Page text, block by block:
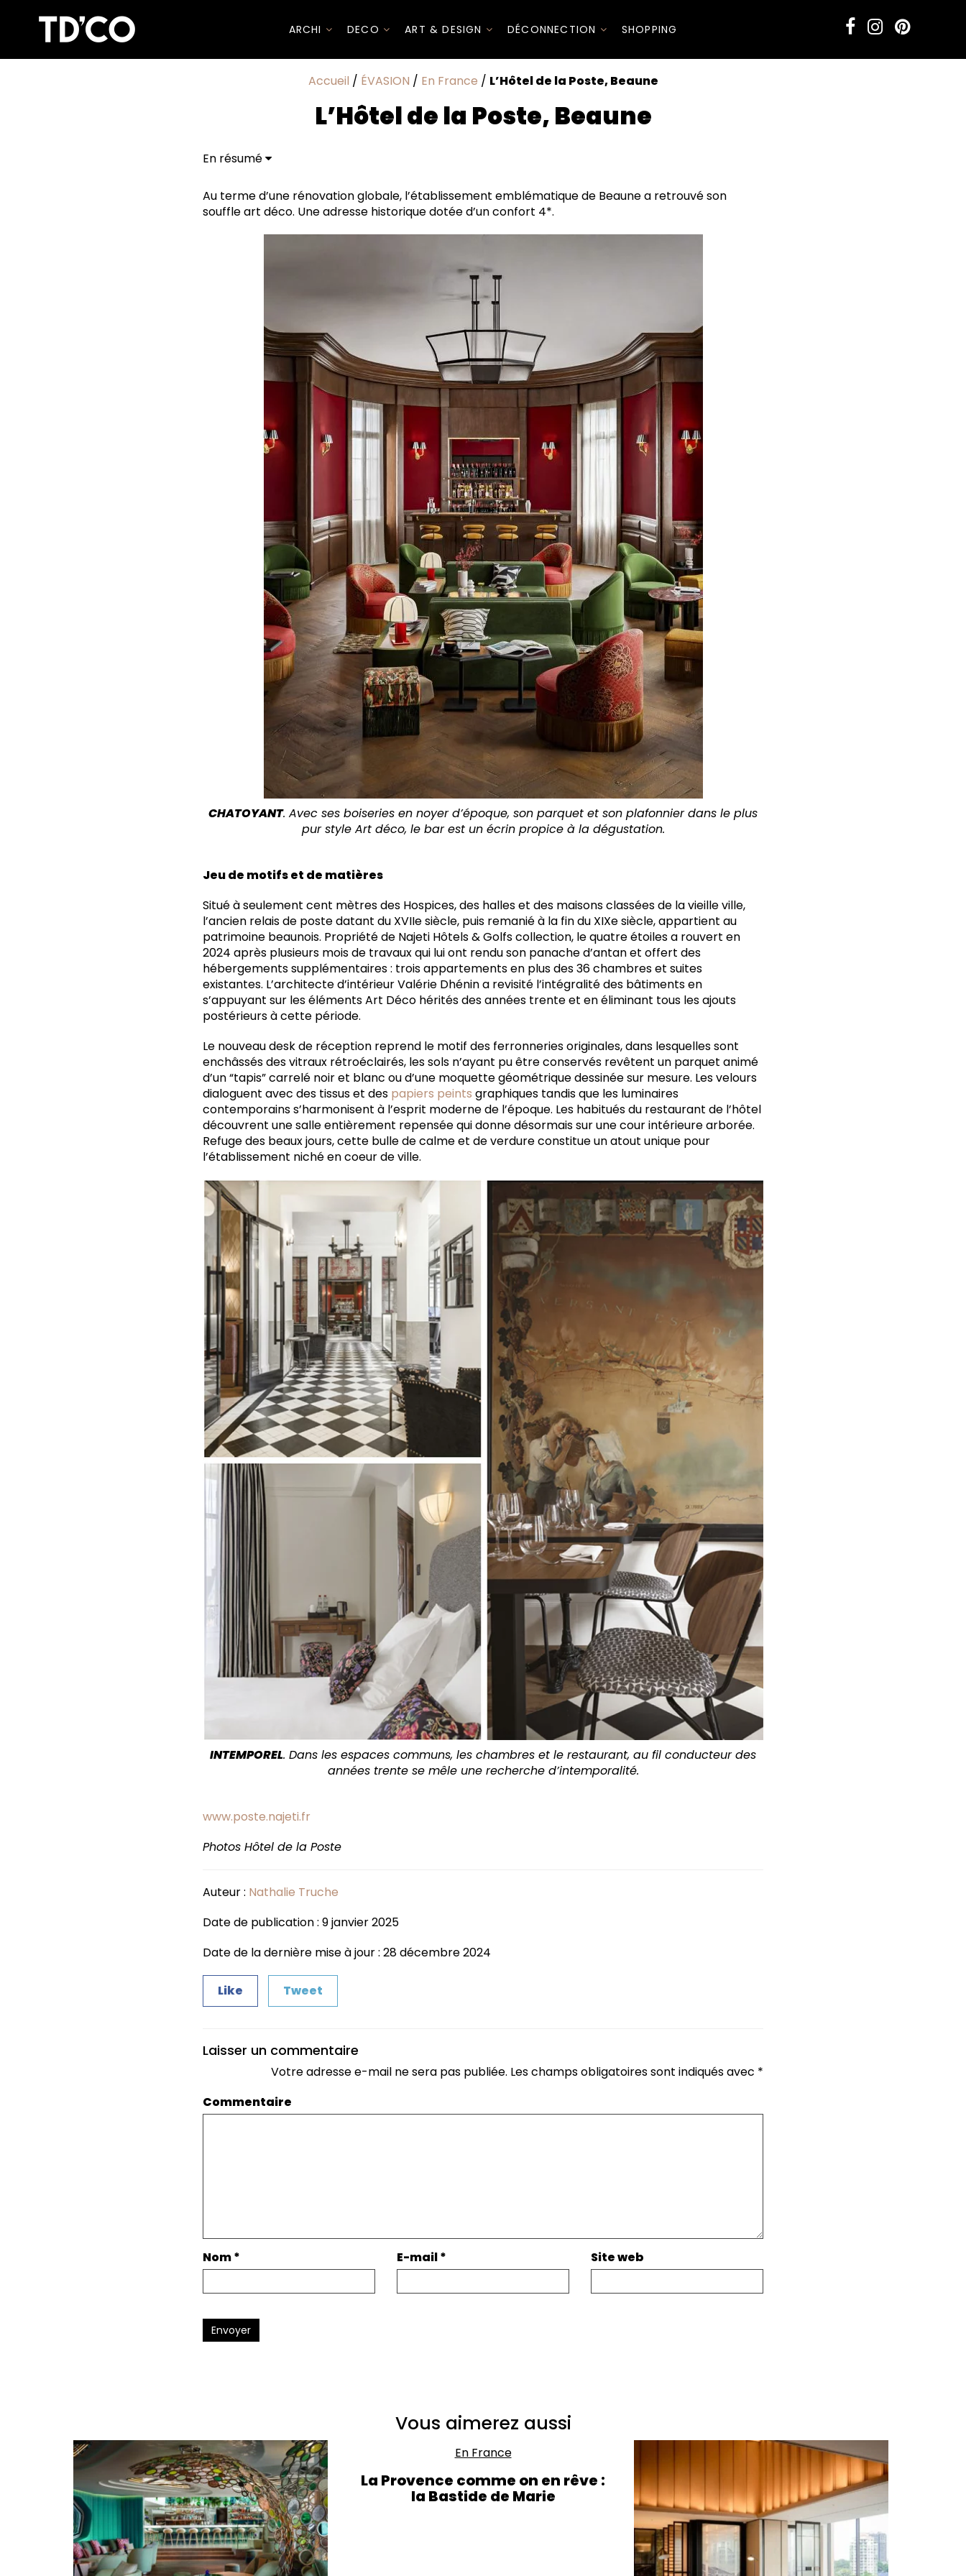
ARCHI DECO ART & DESIGN DÉCONNECTION SHOPPING
Accueil / ÉVASION / En France / L’Hôtel de la Poste, Beaune
L’Hôtel de la Poste, Beaune
En résumé
Au terme d’une rénovation globale, l’établissement emblématique de Beaune a retrouvé son
souffle art déco. Une adresse historique dotée d’un confort 4*.
CHATOYANT. Avec ses boiseries en noyer d’époque, son parquet et son plafonnier dans le plus
pur style Art déco, le bar est un écrin propice à la dégustation.
Jeu de motifs et de matières
Situé à seulement cent mètres des Hospices, des halles et des maisons classées de la vieille ville,
l’ancien relais de poste datant du XVIIe siècle, puis remanié à la fin du XIXe siècle, appartient au
patrimoine beaunois. Propriété de Najeti Hôtels & Golfs collection, le quatre étoiles a rouvert en
2024 après plusieurs mois de travaux qui lui ont rendu son panache d’antan et offert des
hébergements supplémentaires : trois appartements en plus des 36 chambres et suites
existantes. L’architecte d’intérieur Valérie Dhénin a revisité l’intégralité des bâtiments en
s’appuyant sur les éléments Art Déco hérités des années trente et en éliminant tous les ajouts
postérieurs à cette période.
Le nouveau desk de réception reprend le motif des ferronneries originales, dans lesquelles sont
enchâssés des vitraux rétroéclairés, les sols n’ayant pu être conservés revêtent un parquet animé
d’un “tapis” carrelé noir et blanc ou d’une moquette géométrique dessinée sur mesure. Les velours
dialoguent avec des tissus et des papiers peints graphiques tandis que les luminaires
contemporains s’harmonisent à l’esprit moderne de l’époque. Les habitués du restaurant de l’hôtel
découvrent une salle entièrement repensée qui donne désormais sur une cour intérieure arborée.
Refuge des beaux jours, cette bulle de calme et de verdure constitue un atout unique pour
l’établissement niché en coeur de ville.
INTEMPOREL. Dans les espaces communs, les chambres et le restaurant, au fil conducteur des
années trente se mêle une recherche d’intemporalité.
www.poste.najeti.fr
Photos Hôtel de la Poste
Auteur : Nathalie Truche
Date de publication : 9 janvier 2025
Date de la dernière mise à jour : 28 décembre 2024
Like Tweet
Laisser un commentaire
Votre adresse e-mail ne sera pas publiée. Les champs obligatoires sont indiqués avec *
Commentaire
Nom* E-mail* Site web
Envoyer
Vous aimerez aussi
En France
La Provence comme on en rêve :
la Bastide de Marie